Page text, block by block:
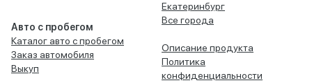
Авто с пробегом
Каталог авто с пробегом
Заказ автомобиля
Выкуп
Екатеринбург
Все города
Описание продукта
Политика
конфиденциальности